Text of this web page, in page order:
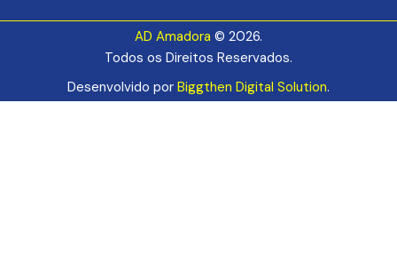
AD Amadora © 2026.
Todos os Direitos Reservados.
Desenvolvido por Biggthen Digital Solution.